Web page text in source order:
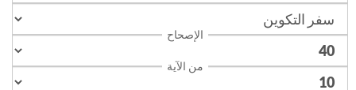
الإصحاح
من الآية